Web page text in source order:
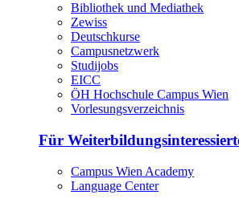
Bibliothek und Mediathek
Zewiss
Deutschkurse
Campusnetzwerk
Studijobs
EICC
ÖH Hochschule Campus Wien
Vorlesungsverzeichnis
Für
Campus Wien Academy
Language Center